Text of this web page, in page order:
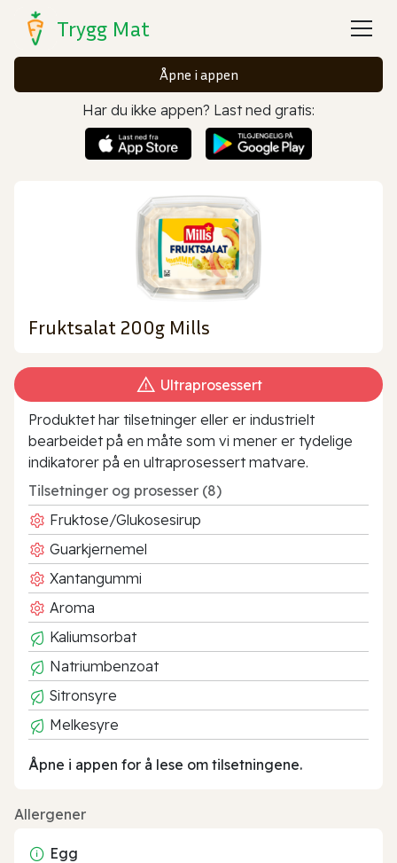
Trygg Mat
Åpne i appen
Har du ikke appen? Last ned gratis:
Fruktsalat 200g Mills
Ultraprosessert
Produktet har tilsetninger eller er industrielt
bearbeidet på en måte som vi mener er tydelige
indikatorer på en ultraprosessert matvare.
Tilsetninger og prosesser (8)
Fruktose/Glukosesirup
Guarkjernemel
Xantangummi
Aroma
Kaliumsorbat
Natriumbenzoat
Sitronsyre
Melkesyre
Åpne i appen for å lese om tilsetningene.
Allergener
Egg